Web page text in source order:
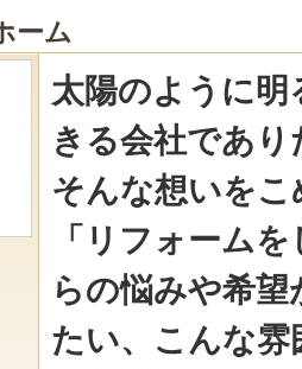
ーム
太陽のように
きる会社であり
そんな想いを
「リフォーム
らの悩みや希
たい、こんな